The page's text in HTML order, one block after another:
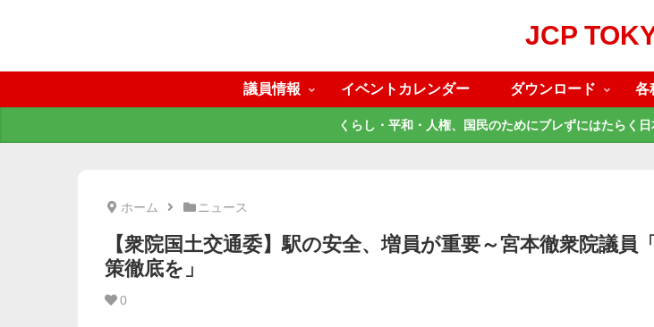
JCP
議員情報 イベントカレンダー ダウンロード 各
くらし・平和・人権、国民のためにブレずにはたらく
ホーム ニュース
【衆院国土交通委】駅の安全、増員が重要～宮本徹衆院議員
策徹底を」
0